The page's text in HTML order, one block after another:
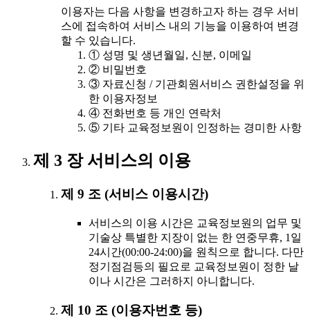
이용자는 다음 사항을 변경하고자 하는 경우 서비
스에 접속하여 서비스 내의 기능을 이용하여 변경
할 수 있습니다.
① 성명 및 생년월일, 신분, 이메일
② 비밀번호
③ 자료신청 / 기관회원서비스 권한설정을 위
한 이용자정보
④ 전화번호 등 개인 연락처
⑤ 기타 교육정보원이 인정하는 경미한 사항
제 3 장 서비스의 이용
제 9 조 (서비스 이용시간)
서비스의 이용 시간은 교육정보원의 업무 및
기술상 특별한 지장이 없는 한 연중무휴, 1일
24시간(00:00-24:00)을 원칙으로 합니다. 다만
정기점검등의 필요로 교육정보원이 정한 날
이나 시간은 그러하지 아니합니다.
제 10 조 (이용자번호 등)